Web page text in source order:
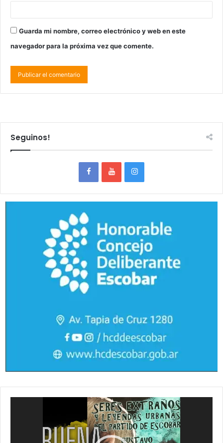
Guarda mi nombre, correo electrónico y web en este
navegador para la próxima vez que comente.
Seguinos!